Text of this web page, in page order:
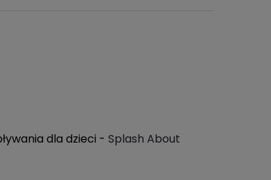
dla dzieci - Splash About